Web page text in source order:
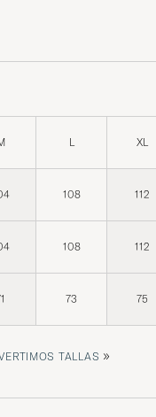
L XL
108 112
108 112
73 75
TALLAS »